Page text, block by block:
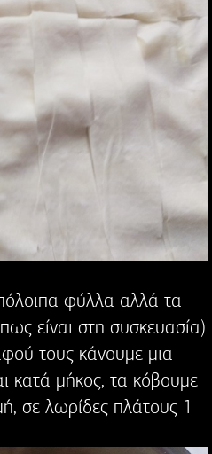
φύλλα αλλά τα
είναι στη συσκευασία)
τους κάνουμε μια
κατά μήκος, τα κόβουμε
σε λωρίδες πλάτους 1